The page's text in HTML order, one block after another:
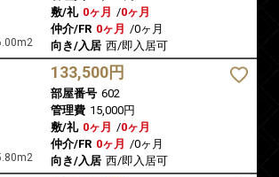
敷/礼 0ヶ月 /0ヶ月
仲介/FR 0ヶ月 /0ヶ月
向き/入居 西/即入居可
133,500円
部屋番号 602
管理費 15,000円
敷/礼 0ヶ月 /0ヶ月
仲介/FR 0ヶ月 /0ヶ月
向き/入居 西/即入居可